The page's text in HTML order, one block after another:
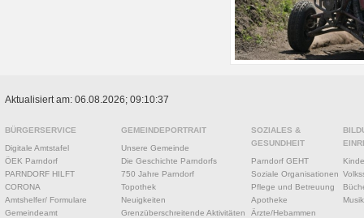
Aktualisiert am: 06.08.2026; 09:10:37
BÜRGERSERVICE
Digitale Amtstafel
ÖEK Parndorf
PARNDORF HILFT
CORONA
Amtshelfer/ Formulare
Gemeindeamt
GEMEINDEPORTRAIT
Unsere Gemeinde
Die Geschichte Parndorfs
750 Jahre Parndorf
Topothek
Neuigkeiten
Grenzüberschreitende Aktivitäten
SOZIALES &
GESUNDHEIT
Parndorf GEHT
Soziale Organisationen
Pflege und Betreuung
Apotheke
Ärzte/Hebammen